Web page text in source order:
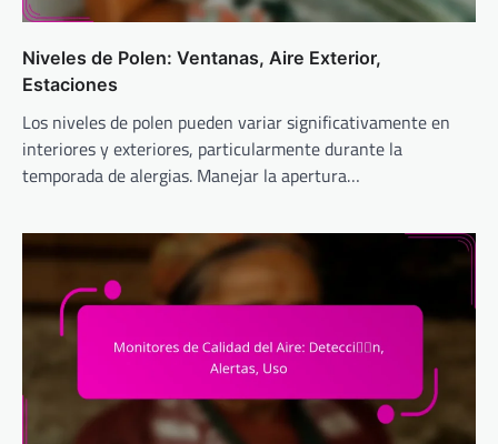
Niveles de Polen: Ventanas, Aire Exterior,
Estaciones
Los niveles de polen pueden variar significativamente en
interiores y exteriores, particularmente durante la
temporada de alergias. Manejar la apertura…